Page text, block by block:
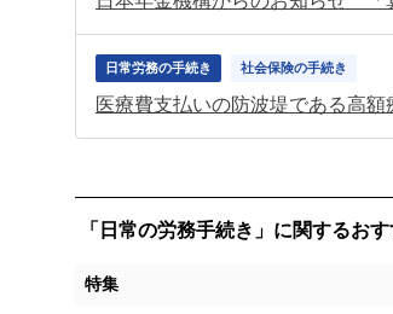
日常労務の手続き 社会保険の手続き
医療費支払いの防波堤である高
「日常の労務手続き」に関するお
特集